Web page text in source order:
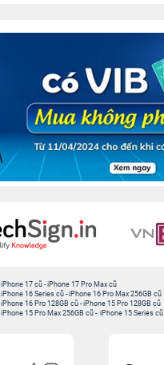
iPhone 17 cũ -iPhone 17 Pro Max cũ
iPhone 16 Series cũ - iPhone 16 Pro Max 256GB cũ
iPhone 16 Pro 128GB cũ -iPhone 15 Pro 128GB cũ
iPhone 15 Pro Max 256GB cũ - iPhone 15 Series cũ